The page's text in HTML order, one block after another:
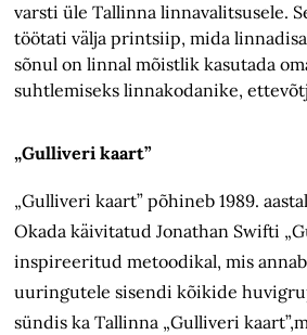
varsti üle Tallinna linnavalitsusele.
töötati välja printsiip, mida
sõnul on linnal mõistlik kasutada
suhtlemiseks linnakodanike,
„Gulliveri kaart”
„Gulliveri kaart” põhineb 1989.
Okada käivitatud Jonathan Swifti
inspireeritud metoodikal, mis
uuringutele sisendi kõikide
sündis ka Tallinna „Gulliveri